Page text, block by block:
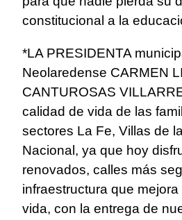
constitucional a la
*LA PRESIDENTA
Neolaredense CARMEN
CANTUROSAS
calidad de vida de las
sectores La Fe, Villas de
Nacional, ya que hoy
renovados, calles más
infraestructura que
vida, con la entrega de